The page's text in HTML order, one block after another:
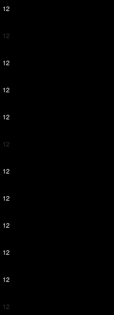
12
12
12
12
12
12
12
12
12
12
12
12